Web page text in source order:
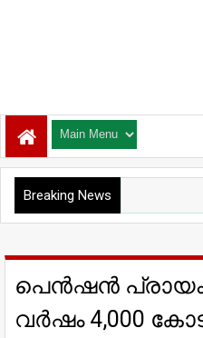
Breaking News
പെന്‍ഷന്‍
വര്‍ഷം 4,000